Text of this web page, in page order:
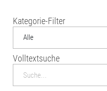
Kategorie-Filter
Alle
Volltextsuche